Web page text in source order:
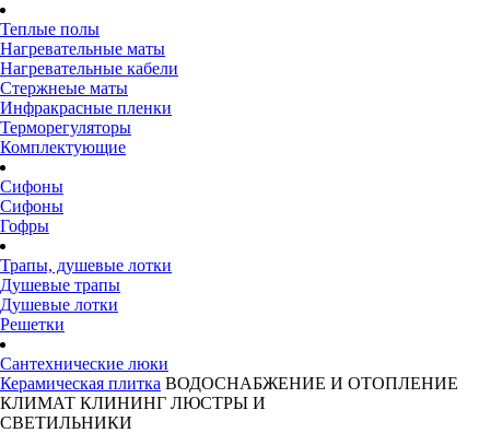
Теплые полы
Нагревательные маты
Нагревательные кабели
Стержнеые маты
Инфракрасные пленки
Терморегуляторы
Комплектующие
Сифоны
Сифоны
Гофры
Трапы, душевые лотки
Душевые трапы
Душевые лотки
Решетки
Сантехнические люки
Керамическая плитка ВОДОСНАБЖЕНИЕ И ОТОПЛЕНИЕ
КЛИМАТ КЛИНИНГ ЛЮСТРЫ И
СВЕТИЛЬНИКИ